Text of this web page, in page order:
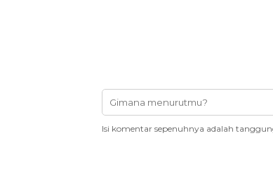
Isi komentar sepenuhnya adalah